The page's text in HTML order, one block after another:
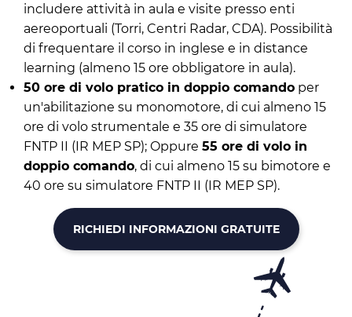
includere attività in aula e visite presso enti
aereoportuali (Torri, Centri Radar, CDA). Possibilità
di frequentare il corso in inglese e in distance
learning (almeno 15 ore obbligatore in aula).
50 ore di volo pratico in doppio comando per
un'abilitazione su monomotore, di cui almeno 15
ore di volo strumentale e 35 ore di simulatore
FNTP II (IR MEP SP); Oppure 55 ore di volo in
doppio comando, di cui almeno 15 su bimotore e
40 ore su simulatore FNTP II (IR MEP SP).
RICHIEDI INFORMAZIONI GRATUITE